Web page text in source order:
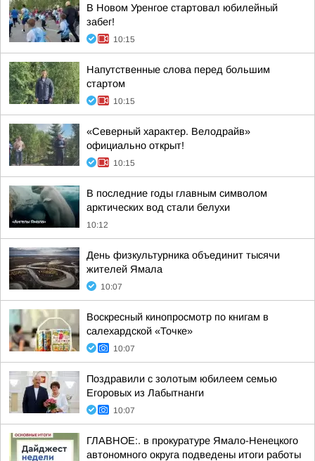
В Новом Уренгое стартовал юбилейный
забег!
10:15
Напутственные слова перед большим
стартом
10:15
«Северный характер. Велодрайв»
официально открыт!
10:15
В последние годы главным символом
арктических вод стали белухи
10:12
День физкультурника объединит тысячи
жителей Ямала
10:07
Воскресный кинопросмотр по книгам в
салехардской «Точке»
10:07
Поздравили с золотым юбилеем семью
Егоровых из Лабытнанги
10:07
ГЛАВНОЕ:. в прокуратуре Ямало-Ненецкого
автономного округа подведены итоги работы